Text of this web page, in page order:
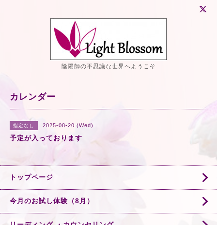
陰陽師の不思議な世界へようこそ
カレンダー
指定なし 2025-08-20 (Wed)
予定が入っております
トップページ
今月のお試し体験（8月）